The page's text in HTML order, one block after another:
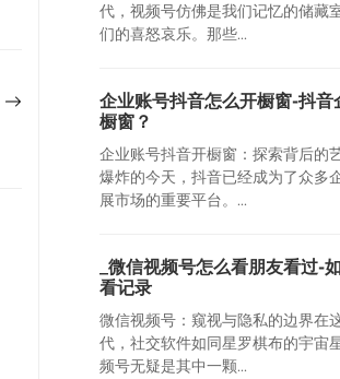
Next
代，视频号仿佛是我们记忆的储藏
们的喜怒哀乐。那些...
企业账号抖音怎么开橱窗-抖音
橱窗？
企业账号抖音开橱窗：探索背后的
爆炸的今天，抖音已经成为了众多
展市场的重要平台。...
_微信视频号怎么看朋友看过-
看记录
微信视频号：窥视与隐私的边界在
代，社交软件如同星罗棋布的宇宙
频号无疑是其中一颗...